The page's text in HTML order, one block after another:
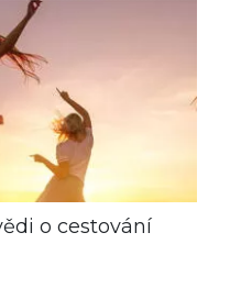
o cestování